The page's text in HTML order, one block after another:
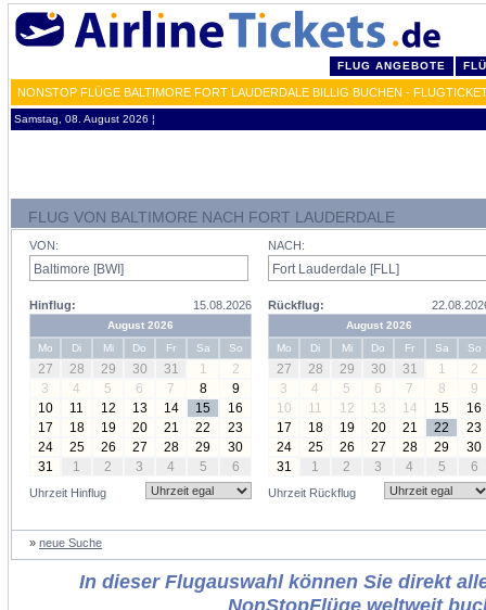
FLUG ANGEBOTE
NONSTOP FLÜGE BALTIMORE FORT LAUDERDALE BILLIG BUCHEN -
Samstag, 08. August 2026 ¦
FLUG VON BALTIMORE NACH FORT LAUDERDALE
VON:
Hinflug: 15.08.2026
August 2026
Mo
Di Mi Do Fr Sa So
27 28 29 30 31 1
2
3
4 5 6 7 8
9
10
11 12 13 14 15
16
17
18 19 20 21 22
23
24
25 26 27 28 29
30
31
1 2 3 4 5 6
Uhrzeit Hinflug
NACH:
Rückflug:
August 2026
Mo
Di Mi Do Fr Sa So
27 28 29 30 31 1
2
3
4 5 6 7 8
9
10
11 12 13 14 15
16
17
18 19 20 21 22
23
24
25 26 27 28 29
30
31
1 2 3 4 5 6
Uhrzeit Rückflug
» neue Suche
In dieser Flugauswahl können Sie direkt
NonStopFlüge weltweit